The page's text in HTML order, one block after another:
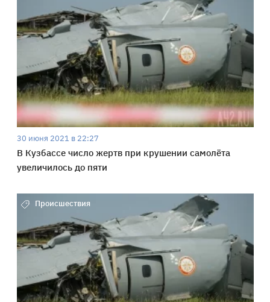
30 июня 2021 в 22:27
В Кузбассе число жертв при крушении самолёта
увеличилось до пяти
Происшествия